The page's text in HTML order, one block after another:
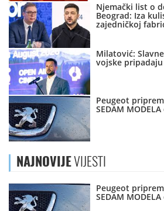
Njemački list o
Beograd: Iza
zajedničkoj
Milatović:
vojske
Peugeot
SEDAM
NAJNOVIJEVIJESTI
Peugeot
SEDAM